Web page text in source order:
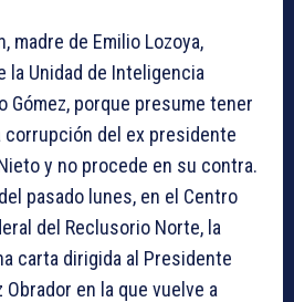
madre de Emilio Lozoya,
Unidad de Inteligencia
Gómez, porque presume tener
del ex presidente
y no procede en su contra.
pasado lunes, en el Centro
del Reclusorio Norte, la
carta dirigida al Presidente
en la que vuelve a